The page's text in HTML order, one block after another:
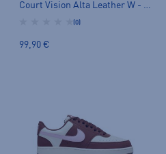
Court Vision Alta Leather W - tennarit
(0)
99,90 €